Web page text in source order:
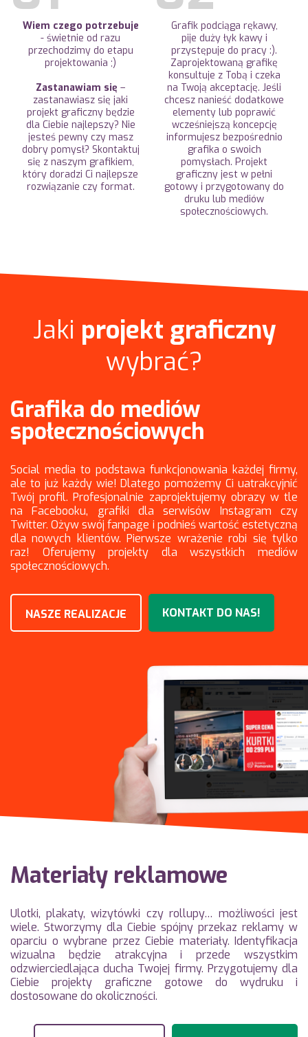
Wiem czego potrzebuje
- świetnie od razu
przechodzimy do etapu
projektowania ;)
Zastanawiam się –
zastanawiasz się jaki
projekt graficzny będzie
dla Ciebie najlepszy? Nie
jesteś pewny czy masz
dobry pomysł? Skontaktuj
się z naszym grafikiem,
który doradzi Ci najlepsze
rozwiązanie czy format.
Grafik podciąga rękawy,
pije duży łyk kawy i
przystępuje do pracy :).
Zaprojektowaną grafikę
konsultuje z Tobą i czeka
na Twoją akceptację. Jeśli
chcesz nanieść dodatkowe
elementy lub poprawić
wcześniejszą koncepcję
informujesz bezpośrednio
grafika o swoich
pomysłach. Projekt
graficzny jest w pełni
gotowy i przygotowany do
druku lub mediów
społecznościowych.
Jaki projekt graficzny
wybrać?
Grafika do mediów
społecznościowych
Social media to podstawa funkcjonowania każdej firmy,
ale to już każdy wie! Dlatego pomożemy Ci uatrakcyjnić
Twój profil. Profesjonalnie zaprojektujemy obrazy w tle
na Facebooku, grafiki dla serwisów Instagram czy
Twitter. Ożyw swój fanpage i podnieś wartość estetyczną
dla nowych klientów. Pierwsze wrażenie robi się tylko
raz! Oferujemy projekty dla wszystkich mediów
społecznościowych.
NASZE REALIZACJE KONTAKT DO NAS!
Materiały reklamowe
Ulotki, plakaty, wizytówki czy rollupy… możliwości jest
wiele. Stworzymy dla Ciebie spójny przekaz reklamy w
oparciu o wybrane przez Ciebie materiały. Identyfikacja
wizualna będzie atrakcyjna i przede wszystkim
odzwierciedlająca ducha Twojej firmy. Przygotujemy dla
Ciebie projekty graficzne gotowe do wydruku i
dostosowane do okoliczności.